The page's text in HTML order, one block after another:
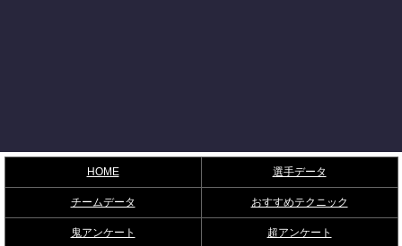
HOME 選手データ
チームデータ おすすめテクニック
鬼アンケート 超アンケート